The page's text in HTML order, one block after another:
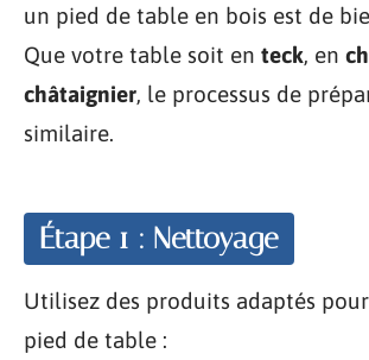
un pied de table en bois est de
Que votre table soit en teck, en
châtaignier, le processus de
similaire.
Étape 1 : Nettoyage
Utilisez des produits adaptés
pied de table :